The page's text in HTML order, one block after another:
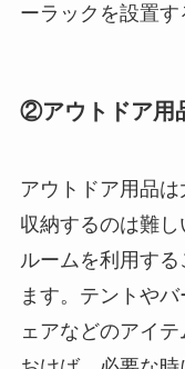
ーラックを設置す
②アウトドア用
アウトドア用品
収納するのは難
ルームを利用す
ます。テントや
ェアなどのアイ